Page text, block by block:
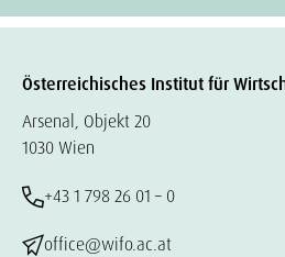
Österreichisches Institut für
Arsenal, Objekt 20
1030 Wien
+43 1 798 26 01 – 0
office@wifo.ac.at